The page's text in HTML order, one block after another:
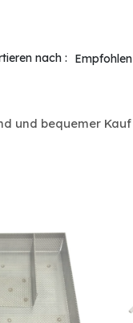
nach : Empfohlen
und bequemer